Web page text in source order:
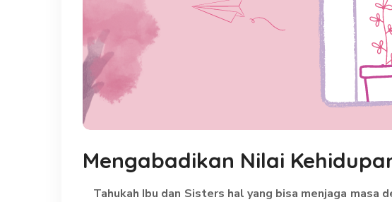
Mengabadikan Nilai
Tahukah Ibu dan Sisters hal yang bisa menjaga masa